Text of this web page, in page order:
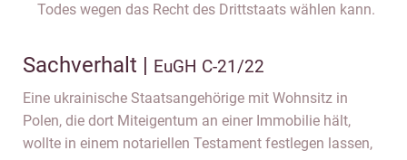
Todes wegen das Recht des Drittstaats wählen kann.
Sachverhalt | EuGH C-21/22
Eine ukrainische Staatsangehörige mit Wohnsitz in
Polen, die dort Miteigentum an einer Immobilie hält,
wollte in einem notariellen Testament festlegen lassen,